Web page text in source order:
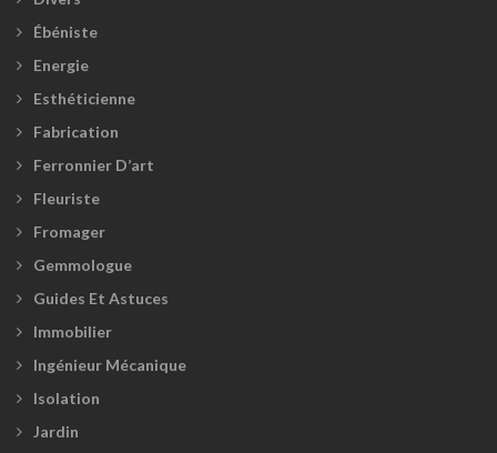
Ébéniste
Energie
Esthéticienne
Fabrication
Ferronnier D’art
Fleuriste
Fromager
Gemmologue
Guides Et Astuces
Immobilier
Ingénieur Mécanique
Isolation
Jardin